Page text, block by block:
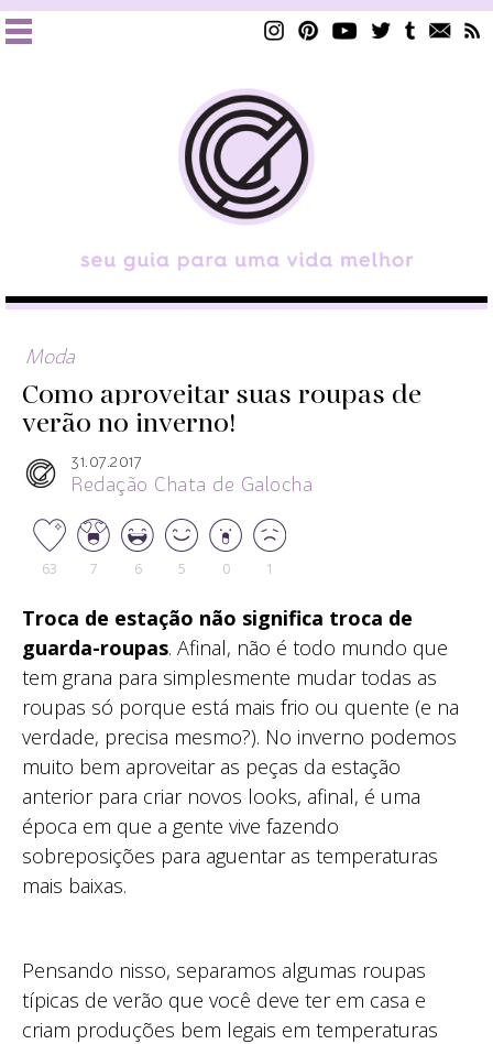
Moda
Como aproveitar suas roupas de
verão no inverno!
31.07.2017
Redação Chata de Galocha
63 7 6 5 0 1
Troca de estação não significa troca de
guarda-roupas. Afinal, não é todo mundo que
tem grana para simplesmente mudar todas as
roupas só porque está mais frio ou quente (e na
verdade, precisa mesmo?). No inverno podemos
muito bem aproveitar as peças da estação
anterior para criar novos looks, afinal, é uma
época em que a gente vive fazendo
sobreposições para aguentar as temperaturas
mais baixas.
Pensando nisso, separamos algumas roupas
típicas de verão que você deve ter em casa e
criam produções bem legais em temperaturas